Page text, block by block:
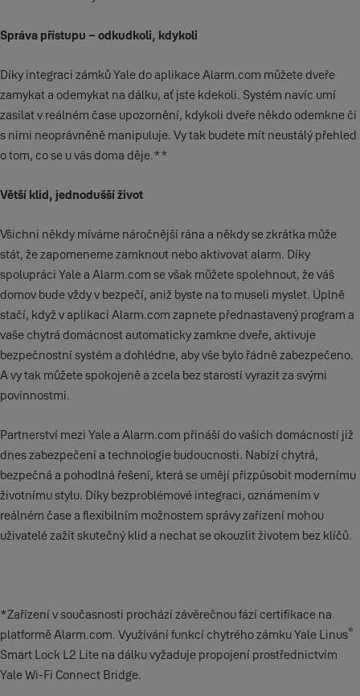
Správa přístupu – odkudkoli, kdykoli
Díky integraci zámků Yale do aplikace Alarm.com můžete dveře
zamykat a odemykat na dálku, ať jste kdekoli. Systém navíc umí
zasílat v reálném čase upozornění, kdykoli dveře někdo odemkne či
s nimi neoprávněně manipuluje. Vy tak budete mít neustálý přehled
o tom, co se u vás doma děje.**
Větší klid, jednodušší život
Všichni někdy míváme náročnější rána a někdy se zkrátka může
stát, že zapomeneme zamknout nebo aktivovat alarm. Díky
spolupráci Yale a Alarm.com se však můžete spolehnout, že váš
domov bude vždy v bezpečí, aniž byste na to museli myslet. Úplně
stačí, když v aplikaci Alarm.com zapnete přednastavený program a
vaše chytrá domácnost automaticky zamkne dveře, aktivuje
bezpečnostní systém a dohlédne, aby vše bylo řádně zabezpečeno.
A vy tak můžete spokojeně a zcela bez starostí vyrazit za svými
povinnostmi.
Partnerství mezi Yale a Alarm.com přináší do vašich domácností již
dnes zabezpečení a technologie budoucnosti. Nabízí chytrá,
bezpečná a pohodlná řešení, která se umějí přizpůsobit modernímu
životnímu stylu. Díky bezproblémové integraci, oznámením v
reálném čase a flexibilním možnostem správy zařízení mohou
uživatelé zažít skutečný klid a nechat se okouzlit životem bez klíčů.
*Zařízení v současnosti prochází závěrečnou fází certifikace na
platformě Alarm.com. Využívání funkcí chytrého zámku Yale Linus®
Smart Lock L2 Lite na dálku vyžaduje propojení prostřednictvím
Yale Wi-Fi Connect Bridge.